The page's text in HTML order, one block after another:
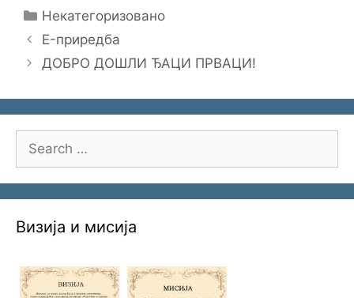
Categories
Некатегоризовано
E-приредба
ДОБРО ДОШЛИ ЂАЦИ ПРВАЦИ!
for:
Визија и мисија